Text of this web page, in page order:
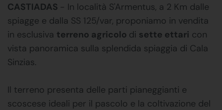
CASTIADAS - In località S'Armentus, a 2 Km dalle
spiagge e dalla SS 125/var, proponiamo in vendita
in esclusiva terreno agricolo di sette ettari con
vista panoramica sulla splendida spiaggia di Cala
Sinzias.
Il terreno presenta delle parti pianeggianti e
scoscese ideali per il pascolo e la coltivazione del